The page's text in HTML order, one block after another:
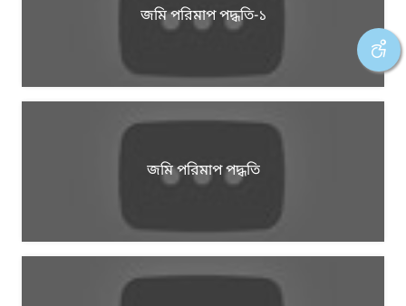
জমি পরিমাপ পদ্ধতি-১
জমি পরিমাপ পদ্ধতি